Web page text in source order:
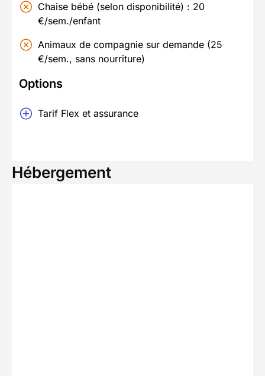
Chaise bébé (selon disponibilité) : 20
€/sem./enfant
Animaux de compagnie sur demande (25
€/sem., sans nourriture)
Options
Tarif Flex et assurance
Hébergement